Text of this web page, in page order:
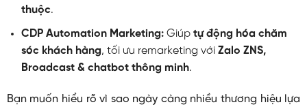
thuộc.
CDP Automation Marketing:Giúp tự động hóa chăm
sóc khách hàng, tối ưu remarketing với Zalo ZNS,
Broadcast & chatbot thông minh.
Bạn muốn hiểu rõ vì sao ngày càng nhiều thương hiệu lựa